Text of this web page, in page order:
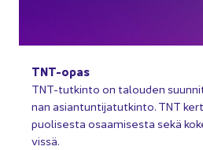
TNT-​opas
TNT-​tutkinto on ta­lou­den
nan asian­tun­ti­ja­tut­kin­to. TNT
puo­li­ses­ta osaa­mi­ses­ta sekä
vis­sä.